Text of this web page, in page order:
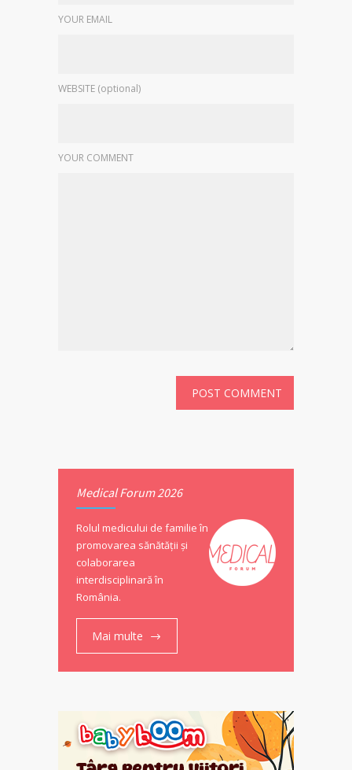
YOUR EMAIL
WEBSITE (optional)
YOUR COMMENT
Medical Forum 2026
Rolul medicului de familie în
promovarea sănătății și
colaborarea
interdisciplinară în
România.
Mai multe